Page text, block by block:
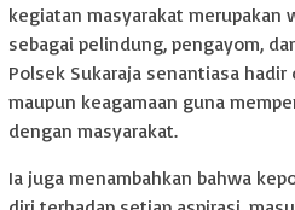
kegiatan masyarakat
sebagai pelindung, pengayom,
Polsek Sukaraja senantiasa
maupun keagamaan guna
dengan masyarakat.
Ia juga menambahkan bahwa